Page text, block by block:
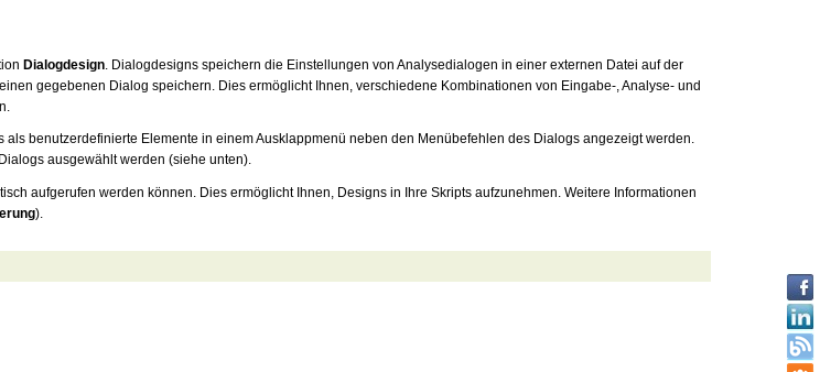
Dialogdesign . Dialogdesigns speichern die Einstellungen von Analysedialogen in einer externen Datei auf der
gegebenen Dialog speichern. Dies ermöglicht Ihnen, verschiedene Kombinationen von Eingabe-, Analyse- und
benutzerdefinierte Elemente in einem Ausklappmenü neben den Menübefehlen des Dialogs angezeigt werden.
ausgewählt werden (siehe unten).
aufgerufen werden können. Dies ermöglicht Ihnen, Designs in Ihre Skripts aufzunehmen. Weitere Informationen
).